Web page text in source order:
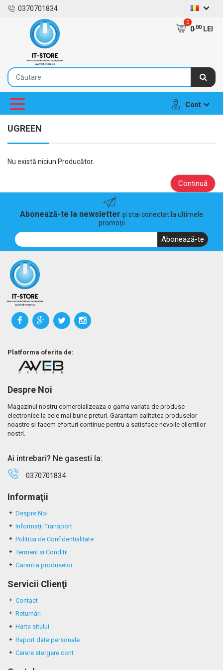
0370701834
0
0,00LEI
Cont
UGREEN
Nu există niciun Producător.
Continuă
Abonează-te la newsletter și stai conectat la ultimele
promoții
Abonează-te
Platforma oferita de:
Despre Noi
Magazinul nostru comercializeaza o gama variata de produse
electronice la cele mai bune preturi. Garantam calitatea produselor
noastre si facem eforturi continue pentru a satisface nevoile clientilor
nostri.
Ai intrebari? Ne gasesti la:
0370701834
Informaţii
Despre Noi
Informații Transport
Politica de Confidentialitate
Termeni si Conditii
Garantia produselor
Servicii Clienţi
Contact
Returnări
Harta sitului
Raport date personale
Cerere stergere cont